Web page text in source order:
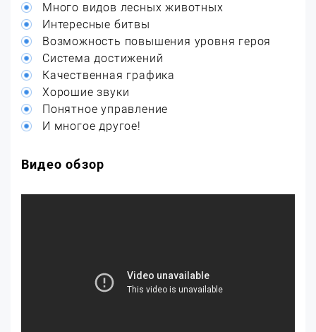
Много видов лесных животных
Интересные битвы
Возможность повышения уровня героя
Система достижений
Качественная графика
Хорошие звуки
Понятное управление
И многое другое!
Видео обзор